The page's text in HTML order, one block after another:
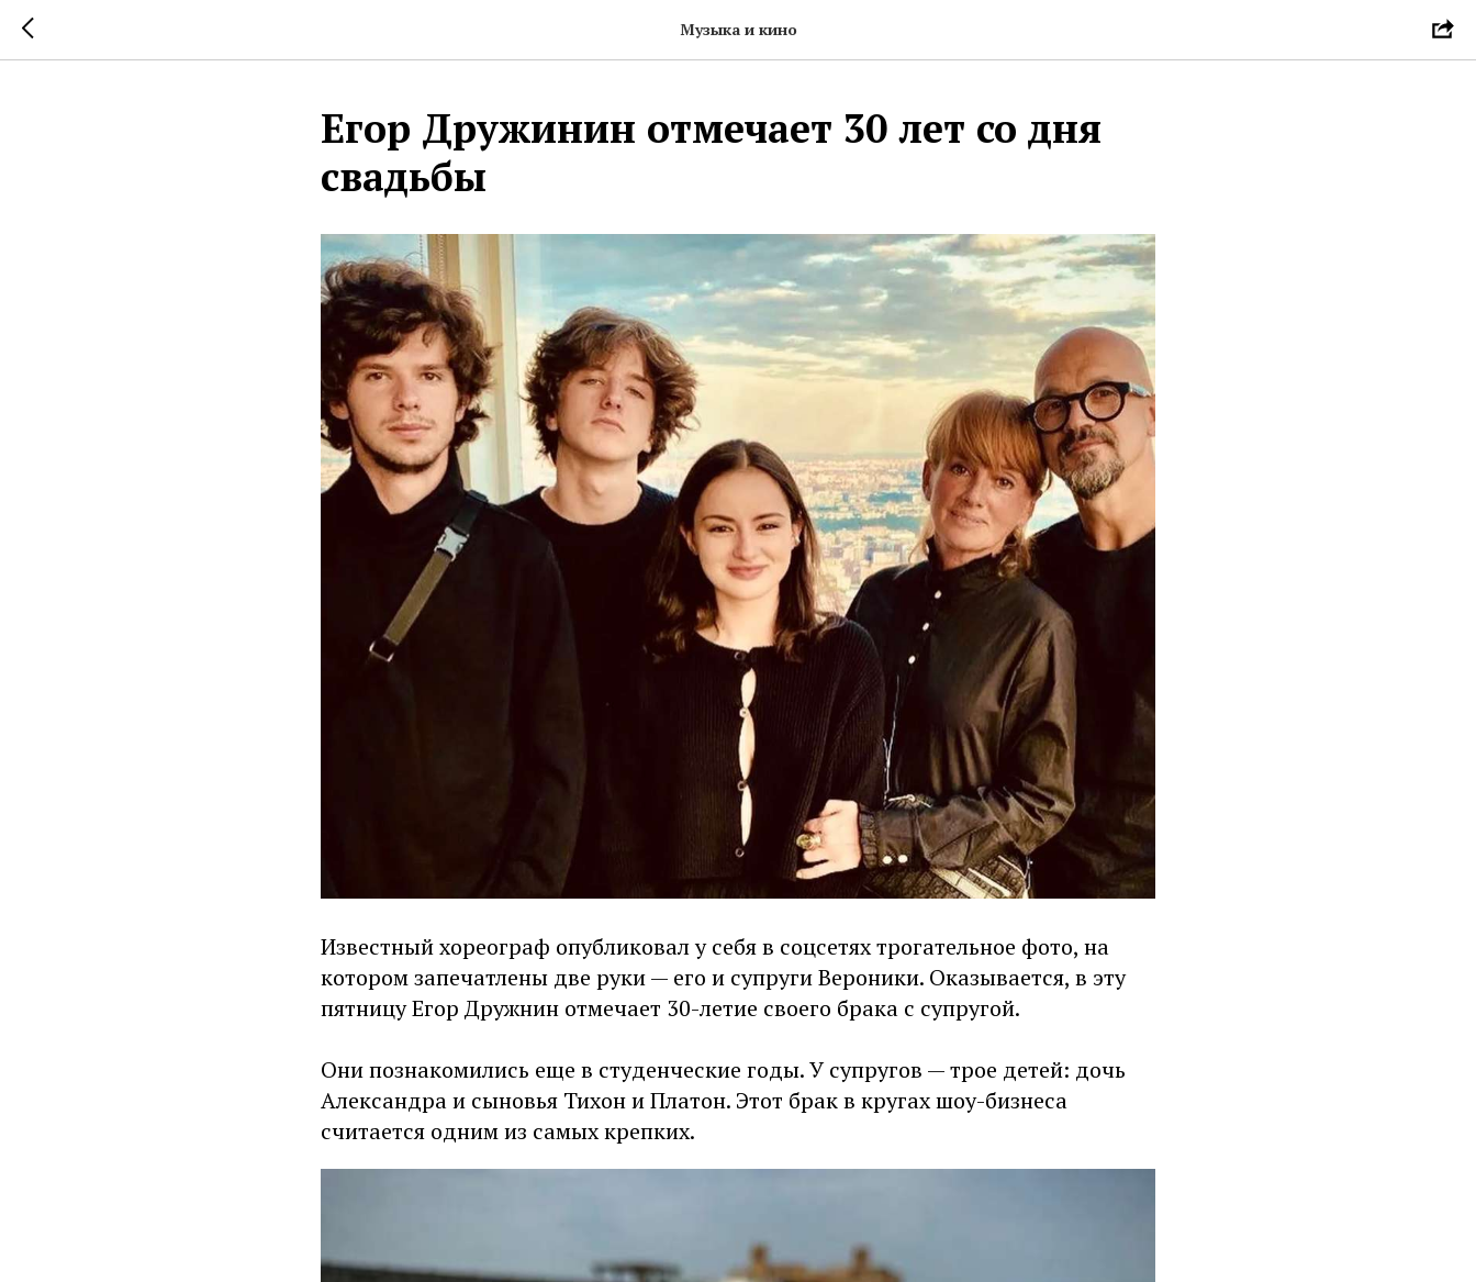
Музыка и кино
Егор Дружинин отмечает 30 лет со дня
свадьбы
Известный хореограф опубликовал у себя в соцсетях трогательное фото, на
котором запечатлены две руки — его и супруги Вероники. Оказывается, в эту
пятницу Егор Дружнин отмечает 30-летие своего брака с супругой.
Они познакомились еще в студенческие годы. У супругов — трое детей: дочь
Александра и сыновья Тихон и Платон. Этот брак в кругах шоу-бизнеса
считается одним из самых крепких.